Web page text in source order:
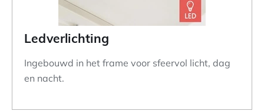
Ledverlichting
Ingebouwd in het frame voor sfeervol licht, dag
en nacht.